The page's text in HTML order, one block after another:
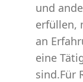
und
erfüllen,
an
eine
sind.Für